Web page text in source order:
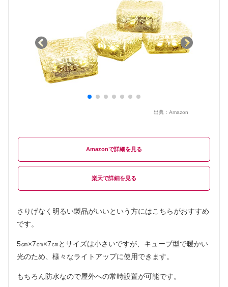
出典： Amazon
Amazon
楽天
さりげなく明るい製品がいいという方にはこちらがおすすめ
です。
5㎝×7㎝×7㎝とサイズは小さいですが、キューブ型で暖かい
光のため、様々なライトアップに使用できます。
もちろん防水なので屋外への常時設置が可能です。